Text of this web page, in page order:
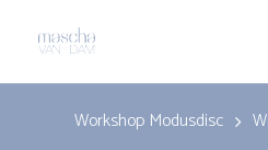
Workshop Modusdisc